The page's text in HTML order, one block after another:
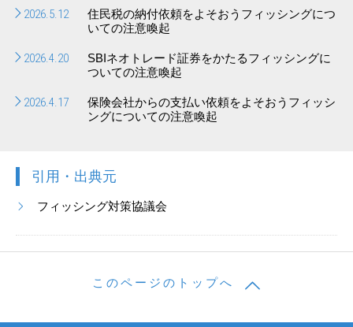
2026.5.12
住民税の納付依頼をよそおうフィッシングにつ
いての注意喚起
2026.4.20
SBIネオトレード証券をかたるフィッシングに
ついての注意喚起
2026.4.17
保険会社からの支払い依頼をよそおうフィッシ
ングについての注意喚起
引用・出典元
フィッシング対策協議会
このページのトップへ